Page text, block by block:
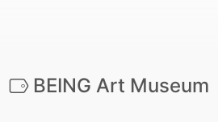
BEING Art Museum